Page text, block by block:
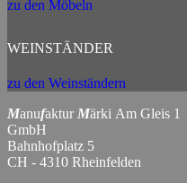
zu den Möbeln
WEINSTÄNDER
zu den Weinständern
Manufaktur Märki Am Gleis 1
GmbH
Bahnhofplatz 5
CH - 4310 Rheinfelden